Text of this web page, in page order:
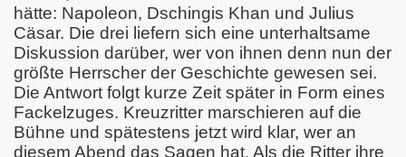
hätte: Napoleon, Dschingis Khan und Julius
Cäsar. Die drei liefern sich eine unterhaltsame
Diskussion darüber, wer von ihnen denn nun der
größte Herrscher der Geschichte gewesen sei.
Die Antwort folgt kurze Zeit später in Form eines
Fackelzuges. Kreuzritter marschieren auf die
Bühne und spätestens jetzt wird klar, wer an
diesem Abend das Sagen hat. Als die Ritter ihre